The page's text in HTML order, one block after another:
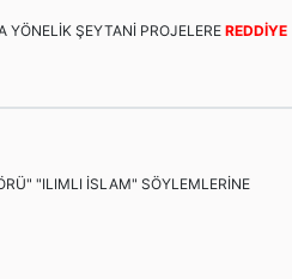
YÖNELİK ŞEYTANİ PROJELERE REDDİYE
"ILIMLI İSLAM" SÖYLEMLERİNE